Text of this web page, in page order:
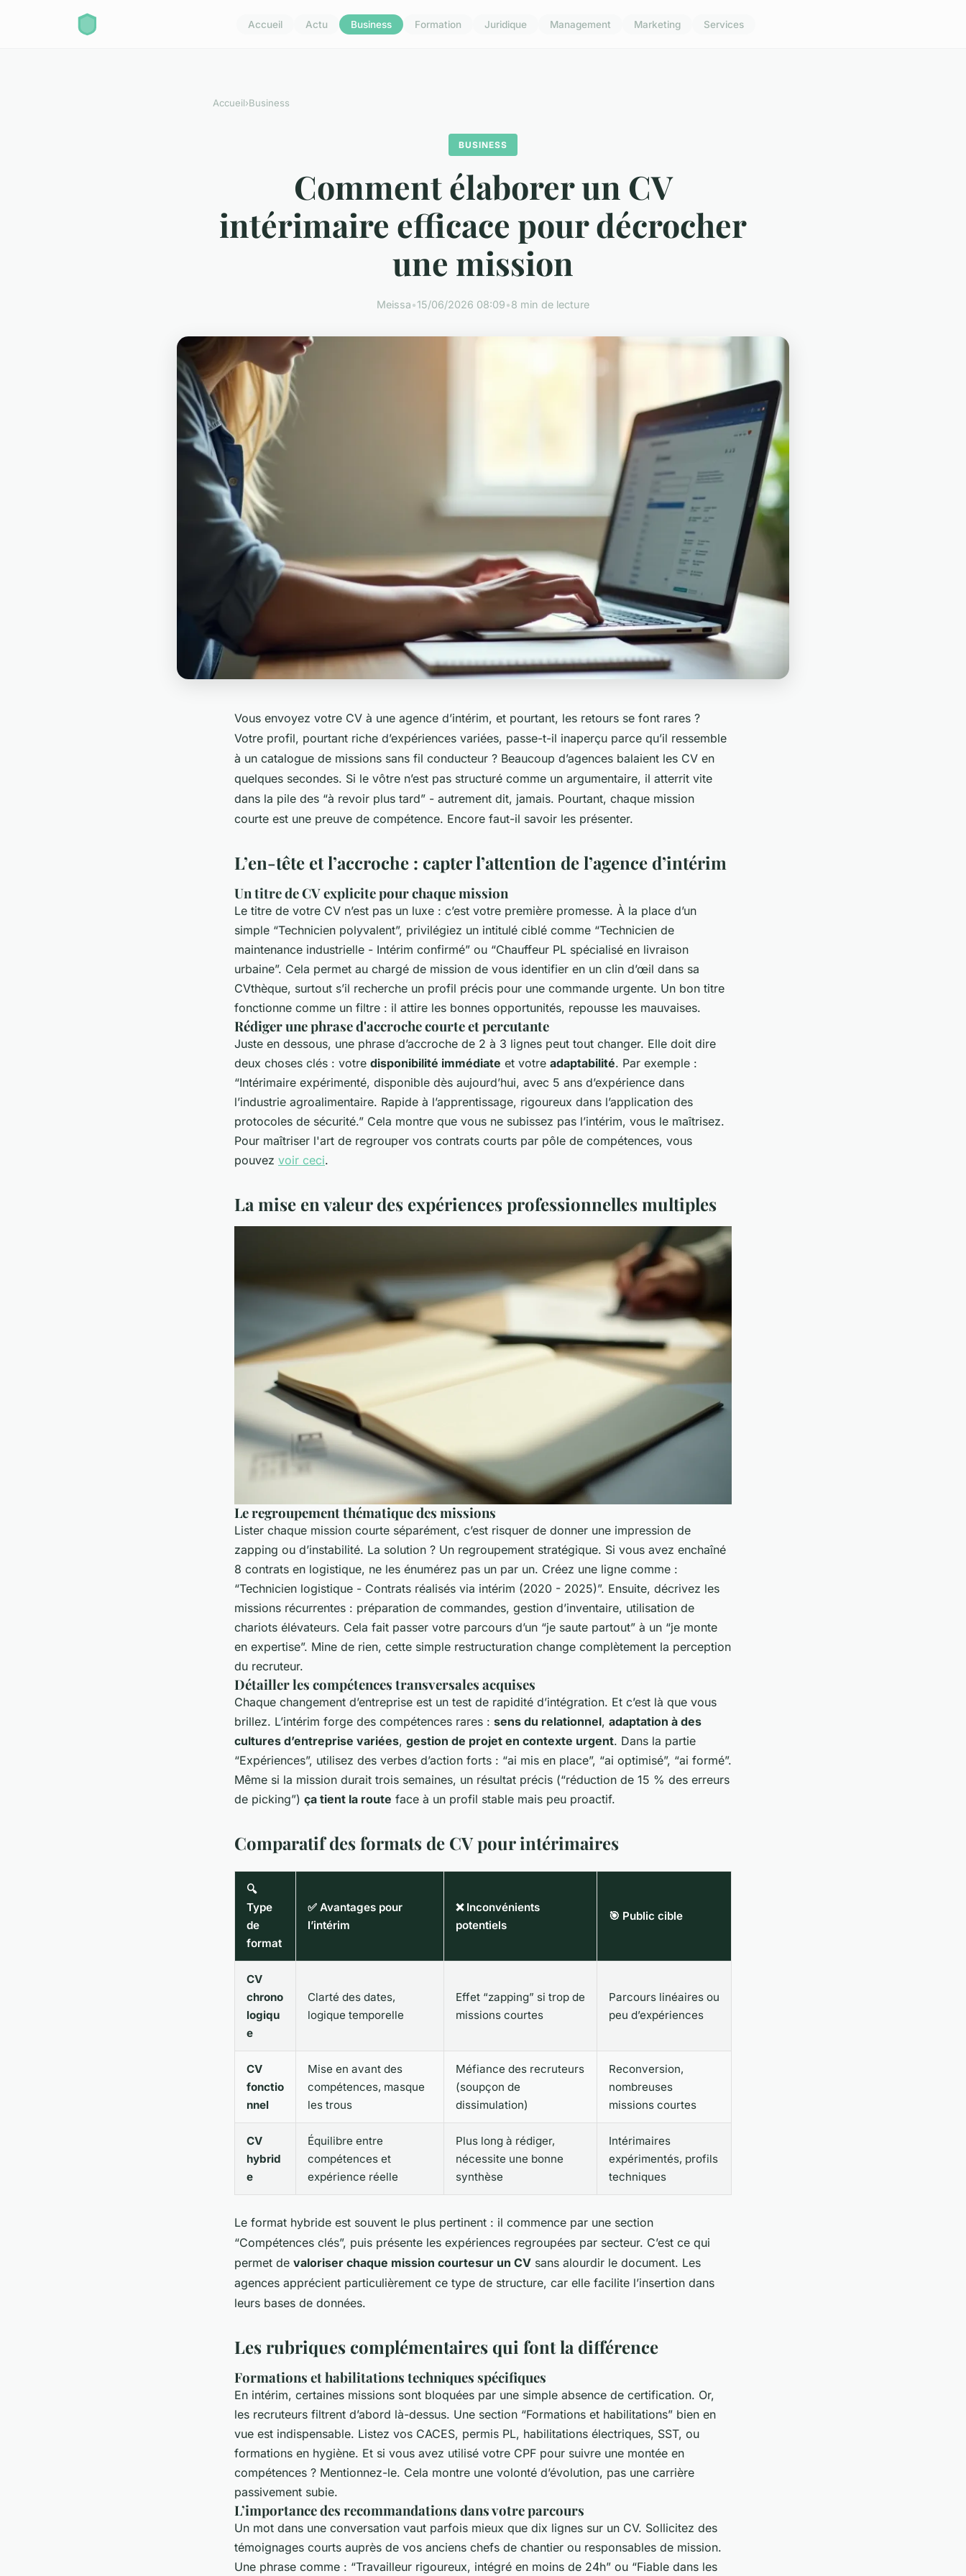
Accueil Actu Business Formation Juridique Management Marketing Services
Accueil›Business
BUSINESS
Comment élaborer un CV
intérimaire efficace pour décrocher
une mission
Meissa•15/06/2026 08:09•8 min de lecture
Vous envoyez votre CV à une agence d’intérim, et pourtant, les retours se font rares ?
Votre profil, pourtant riche d’expériences variées, passe-t-il inaperçu parce qu’il ressemble
à un catalogue de missions sans fil conducteur ? Beaucoup d’agences balaient les CV en
quelques secondes. Si le vôtre n’est pas structuré comme un argumentaire, il atterrit vite
dans la pile des “à revoir plus tard” - autrement dit, jamais. Pourtant, chaque mission
courte est une preuve de compétence. Encore faut-il savoir les présenter.
L’en-tête et l’accroche : capter l’attention de l’agence d’intérim
Un titre de CV explicite pour chaque mission
Le titre de votre CV n’est pas un luxe : c’est votre première promesse. À la place d’un
simple “Technicien polyvalent”, privilégiez un intitulé ciblé comme “Technicien de
maintenance industrielle - Intérim confirmé” ou “Chauffeur PL spécialisé en livraison
urbaine”. Cela permet au chargé de mission de vous identifier en un clin d’œil dans sa
CVthèque, surtout s’il recherche un profil précis pour une commande urgente. Un bon titre
fonctionne comme un filtre : il attire les bonnes opportunités, repousse les mauvaises.
Rédiger une phrase d'accroche courte et percutante
Juste en dessous, une phrase d’accroche de 2 à 3 lignes peut tout changer. Elle doit dire
deux choses clés : votre disponibilité immédiate et votre adaptabilité. Par exemple :
“Intérimaire expérimenté, disponible dès aujourd’hui, avec 5 ans d’expérience dans
l’industrie agroalimentaire. Rapide à l’apprentissage, rigoureux dans l’application des
protocoles de sécurité.” Cela montre que vous ne subissez pas l’intérim, vous le maîtrisez.
Pour maîtriser l'art de regrouper vos contrats courts par pôle de compétences, vous
pouvez voir ceci.
La mise en valeur des expériences professionnelles multiples
Le regroupement thématique des missions
Lister chaque mission courte séparément, c’est risquer de donner une impression de
zapping ou d’instabilité. La solution ? Un regroupement stratégique. Si vous avez enchaîné
8 contrats en logistique, ne les énumérez pas un par un. Créez une ligne comme :
“Technicien logistique - Contrats réalisés via intérim (2020 - 2025)”. Ensuite, décrivez les
missions récurrentes : préparation de commandes, gestion d’inventaire, utilisation de
chariots élévateurs. Cela fait passer votre parcours d’un “je saute partout” à un “je monte
en expertise”. Mine de rien, cette simple restructuration change complètement la perception
du recruteur.
Détailler les compétences transversales acquises
Chaque changement d’entreprise est un test de rapidité d’intégration. Et c’est là que vous
brillez. L’intérim forge des compétences rares : sens du relationnel, adaptation à des
cultures d’entreprise variées, gestion de projet en contexte urgent. Dans la partie
“Expériences”, utilisez des verbes d’action forts : “ai mis en place”, “ai optimisé”, “ai formé”.
Même si la mission durait trois semaines, un résultat précis (“réduction de 15 % des erreurs
de picking”) ça tient la route face à un profil stable mais peu proactif.
Comparatif des formats de CV pour intérimaires
🔍
Type
de
format
✅ Avantages pour
l’intérim
❌ Inconvénients
potentiels
🎯 Public cible
CV
chrono
logiqu
e
Clarté des dates,
logique temporelle
Effet “zapping” si trop de
missions courtes
Parcours linéaires ou
peu d’expériences
CV
fonctio
nnel
Mise en avant des
compétences, masque
les trous
Méfiance des recruteurs
(soupçon de
dissimulation)
Reconversion,
nombreuses
missions courtes
CV
hybrid
e
Équilibre entre
compétences et
expérience réelle
Plus long à rédiger,
nécessite une bonne
synthèse
Intérimaires
expérimentés, profils
techniques
Le format hybride est souvent le plus pertinent : il commence par une section
“Compétences clés”, puis présente les expériences regroupées par secteur. C’est ce qui
permet de valoriser chaque mission courtesur un CV sans alourdir le document. Les
agences apprécient particulièrement ce type de structure, car elle facilite l’insertion dans
leurs bases de données.
Les rubriques complémentaires qui font la différence
Formations et habilitations techniques spécifiques
En intérim, certaines missions sont bloquées par une simple absence de certification. Or,
les recruteurs filtrent d’abord là-dessus. Une section “Formations et habilitations” bien en
vue est indispensable. Listez vos CACES, permis PL, habilitations électriques, SST, ou
formations en hygiène. Et si vous avez utilisé votre CPF pour suivre une montée en
compétences ? Mentionnez-le. Cela montre une volonté d’évolution, pas une carrière
passivement subie.
L’importance des recommandations dans votre parcours
Un mot dans une conversation vaut parfois mieux que dix lignes sur un CV. Sollicitez des
témoignages courts auprès de vos anciens chefs de chantier ou responsables de mission.
Une phrase comme : “Travailleur rigoureux, intégré en moins de 24h” ou “Fiable dans les